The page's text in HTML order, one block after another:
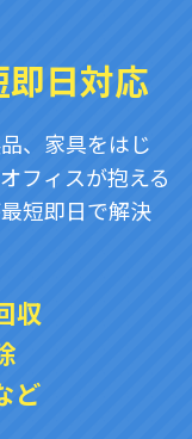
即日対応
、家具をはじ
フィスが抱える
短即日で解決
収
ど